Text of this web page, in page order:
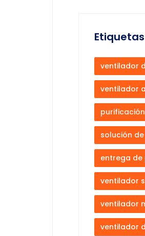
Etiquetas
ventilador
ventilador
solución
entrega
ventilador
ventilador
ventilador